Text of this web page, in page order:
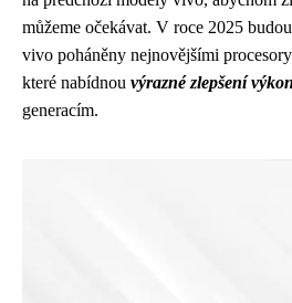
můžeme očekávat. V roce 2025
vivo poháněny nejnovějšími
které nabídnou výrazné zlepšení
generacím.